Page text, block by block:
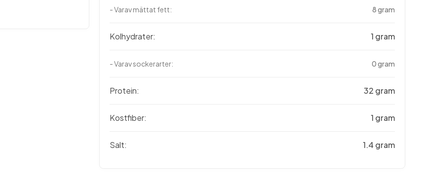
- Varav mättat fett: 8 gram
Kolhydrater: 1 gram
- Varav sockerarter: 0 gram
Protein: 32 gram
Kostfiber: 1 gram
Salt: 1.4 gram